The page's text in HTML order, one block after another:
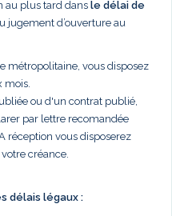
au plus tard dans le délai de
jugement d’ouverture au
métropolitaine, vous disposez
mois.
ou d'un contrat publié,
par lettre recomandée
réception vous disposerez
créance.
délais légaux :